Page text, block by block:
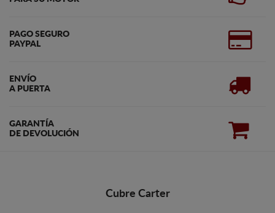
PAGO SEGURO
PAYPAL
ENVÍO
A PUERTA
GARANTÍA
DE DEVOLUCIÓN
Cubre Carter